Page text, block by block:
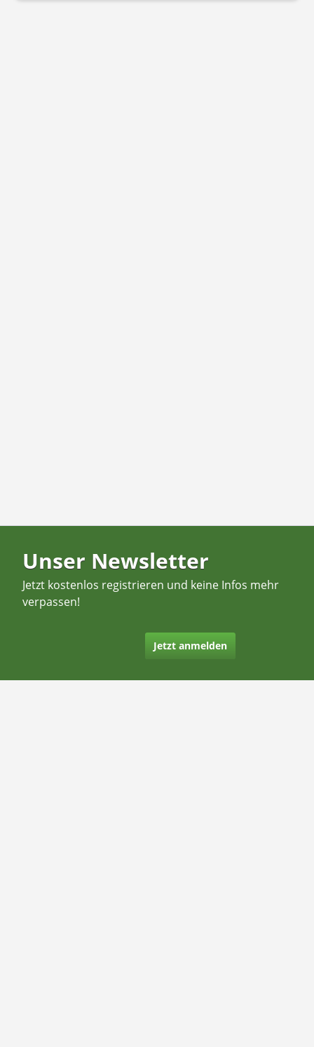
Unser Newsletter
Jetzt kostenlos registrieren und keine Infos mehr
verpassen!
Jetzt anmelden